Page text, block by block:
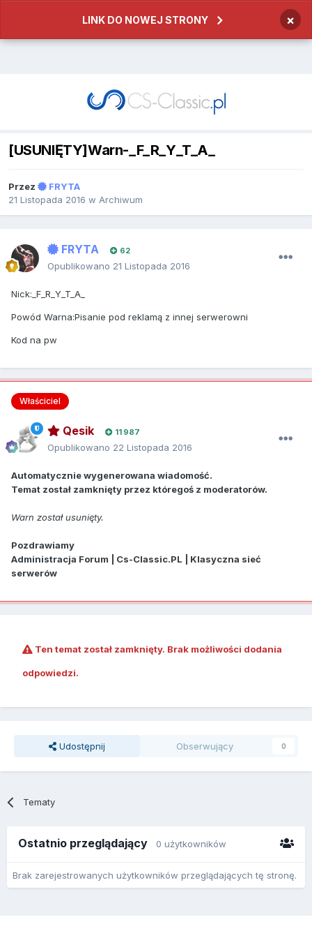
LINK DO NOWEJ STRONY ×
[USUNIĘTY]Warn-_F_R_Y_T_A_
Przez
FRYTA
21 Listopada 2016 w Archiwum
FRYTA 62
Opublikowano 21 Listopada 2016
Nick:_F_R_Y_T_A_
Powód Warna:Pisanie pod reklamą z innej serwerowni
Kod na pw
Właściciel
Qesik 11 987
Opublikowano 22 Listopada 2016
Automatycznie wygenerowana wiadomość.
Temat został zamknięty przez któregoś z moderatorów.
Warn został usunięty.
Pozdrawiamy
Administracja Forum | Cs-Classic.PL | Klasyczna sieć
serwerów
Ten temat został zamknięty. Brak możliwości dodania
odpowiedzi.
Udostępnij Obserwujący 0
Tematy
Ostatnio przeglądający 0 użytkowników
Brak zarejestrowanych użytkowników przeglądających tę stronę.